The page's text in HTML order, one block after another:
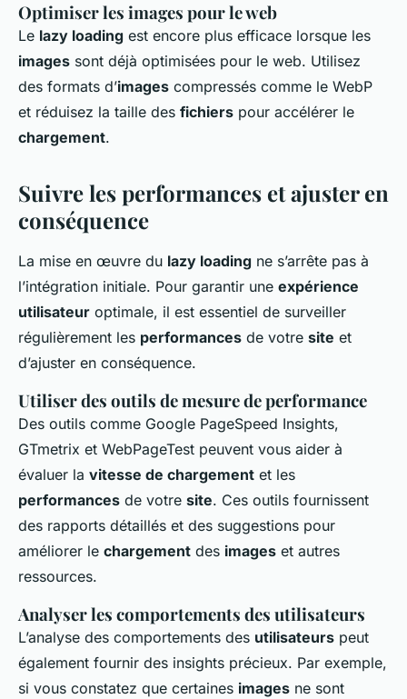
Optimiser les images pour le web
Le lazy loading est encore plus efficace lorsque les
images sont déjà optimisées pour le web. Utilisez
des formats d’images compressés comme le WebP
et réduisez la taille des fichiers pour accélérer le
chargement.
Suivre les performances et ajuster en
conséquence
La mise en œuvre du lazy loading ne s’arrête pas à
l’intégration initiale. Pour garantir une expérience
utilisateur optimale, il est essentiel de surveiller
régulièrement les performances de votre site et
d’ajuster en conséquence.
Utiliser des outils de mesure de performance
Des outils comme Google PageSpeed Insights,
GTmetrix et WebPageTest peuvent vous aider à
évaluer la vitesse de chargement et les
performances de votre site. Ces outils fournissent
des rapports détaillés et des suggestions pour
améliorer le chargement des images et autres
ressources.
Analyser les comportements des utilisateurs
L’analyse des comportements des utilisateurs peut
également fournir des insights précieux. Par exemple,
si vous constatez que certaines images ne sont